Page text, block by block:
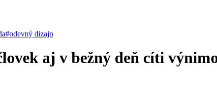
#odevný dizajn
aj v bežný deň cíti